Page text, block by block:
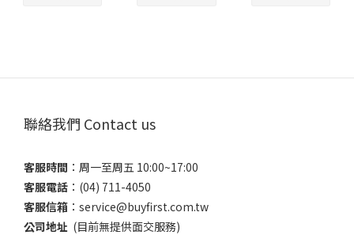
聯絡我們 Contact us
客服時間 ：​周一至周五 10:00~17:00
客服電話 ​：(04) 711-4050
客服信箱 ：​service@buyfirst.com.tw
公司地址 (目前無提供面交服務) ​